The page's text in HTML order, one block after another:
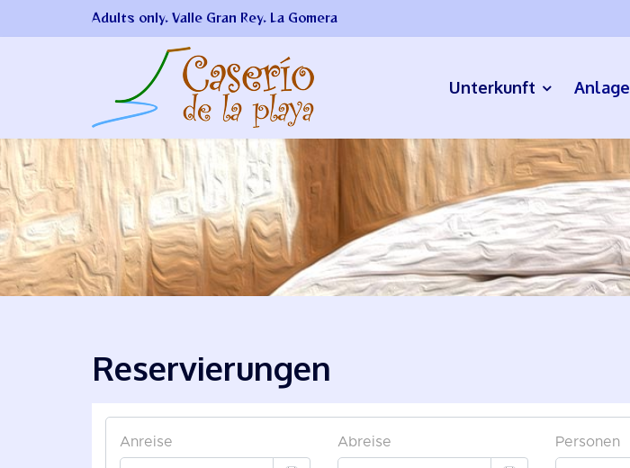
Adults only. Valle Gran Rey. La Gomera
Unterkunft Anlage
Reservierungen